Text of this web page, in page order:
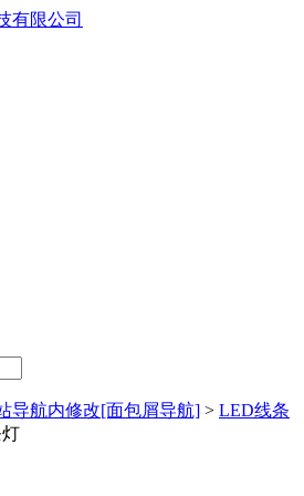
导航内修改[面包屑导航] > LED线条